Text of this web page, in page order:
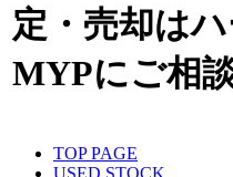
定・売却は
MYPにご相
TOP PAGE
USED STOCK